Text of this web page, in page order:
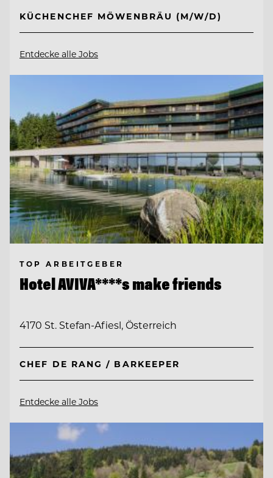
KÜCHENCHEF MÖWENBRÄU (M/W/D)
Entdecke alle Jobs
TOP ARBEITGEBER
Hotel AVIVA****s make friends
4170 St. Stefan-Afiesl, Österreich
CHEF DE RANG / BARKEEPER
Entdecke alle Jobs